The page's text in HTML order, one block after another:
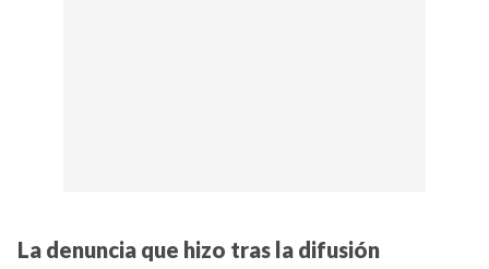
La denuncia que hizo tras la difusión